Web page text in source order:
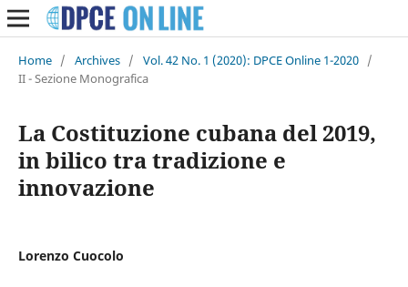
Home / Archives / Vol. 42 No. 1 (2020): DPCE Online 1-2020 /
II - Sezione Monografica
La Costituzione cubana del 2019,
in bilico tra tradizione e
innovazione
Lorenzo Cuocolo